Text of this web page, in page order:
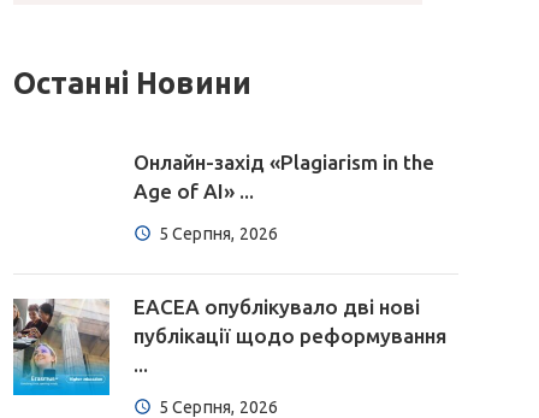
Останні Новини
Онлайн-захід «Plagiarism in the
Age of AI» ...
5 Серпня, 2026
EACEA опублікувало дві нові
публікації щодо реформування
...
5 Серпня, 2026